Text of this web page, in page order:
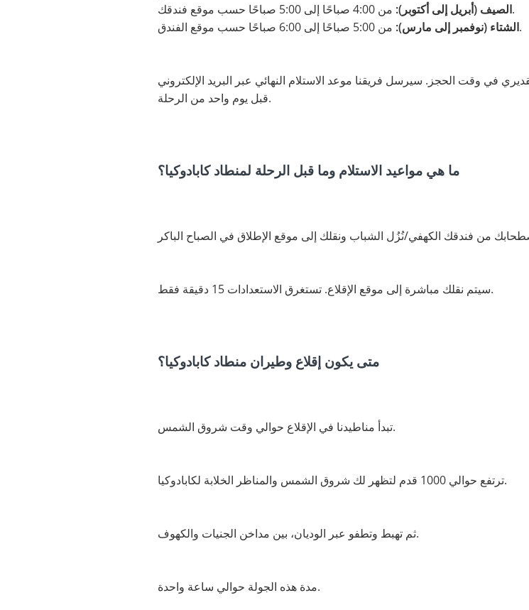
الصيف (أبريل إلى أكتوبر):من 4:00 صباحًا إلى 5:00 صباحًا حسب موقع فندقك.
الشتاء (نوفمبر إلى مارس):من 5:00 صباحًا إلى 6:00 صباحًا حسب موقع الفندق.
في وقت الحجز. سيرسل فريقنا موعد الاستلام النهائي عبر البريد الإلكتروني
قبل يوم واحد من الرحلة.
ما هي مواعيد الاستلام وما قبل الرحلة لمنطاد كابادوكيا؟
سيتم نقلك مباشرة إلى موقع الإقلاع. تستغرق الاستعدادات 15 دقيقة فقط.
متى يكون إقلاع وطيران منطاد كابادوكيا؟
تبدأ مناطيدنا في الإقلاع حوالي وقت شروق الشمس.
ترتفع حوالي 1000 قدم لتظهر لك شروق الشمس والمناظر الخلابة لكابادوكيا.
ثم تهبط وتطفو عبر الوديان، بين مداخن الجنيات والكهوف.
مدة هذه الجولة حوالي ساعة واحدة.